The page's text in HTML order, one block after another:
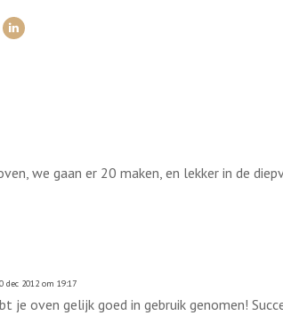
we gaan er 20 maken, en lekker in de
dec 2012 om 19:17
je oven gelijk goed in gebruik genomen!